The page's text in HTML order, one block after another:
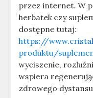
przez internet. W
herbatek czy
dostępne tutaj:
https://
produktu/
wyciszenie,
wspiera
zdrowego